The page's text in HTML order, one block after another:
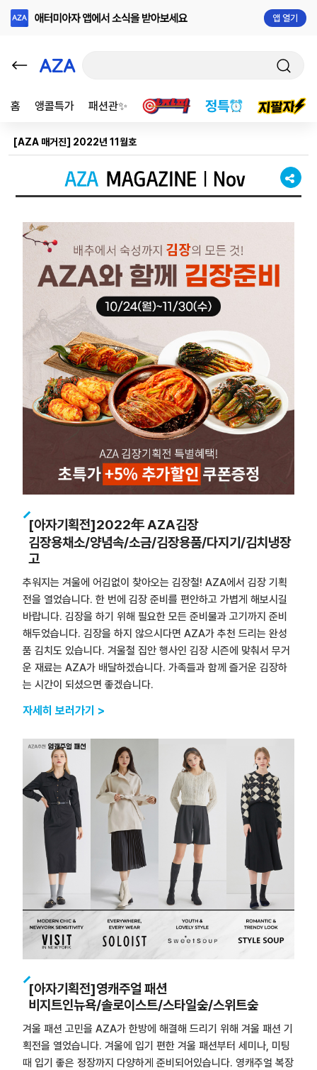
앱 열기
홈 앵콜특가 패션관✨
[AZA 매거진] 2022년 11월호
[아자기획전]2022年 AZA김장
김장용채소/양념속/소금/김장용품/다지기/김치냉장
고
추워지는 겨울에 어김없이 찾아오는 김장철! AZA에서 김장 기획
전을 열었습니다. 한 번에 김장 준비를 편안하고 가볍게 해보시길
바랍니다. 김장을 하기 위해 필요한 모든 준비물과 고기까지 준비
해두었습니다. 김장을 하지 않으시다면 AZA가 추천 드리는 완성
품 김치도 있습니다. 겨울철 집안 행사인 김장 시즌에 맞춰서 무거
운 재료는 AZA가 배달하겠습니다. 가족들과 함께 즐거운 김장하
는 시간이 되셨으면 좋겠습니다.
자세히 보러가기 >
[아자기획전]영캐주얼 패션
비지트인뉴욕/솔로이스트/스타일숲/스위트숲
겨울 패션 고민을 AZA가 한방에 해결해 드리기 위해 겨울 패션 기
획전을 열었습니다. 겨울에 입기 편한 겨울 패션부터 세미나, 미팅
때 입기 좋은 정장까지 다양하게 준비되어있습니다. 영캐주얼 복장